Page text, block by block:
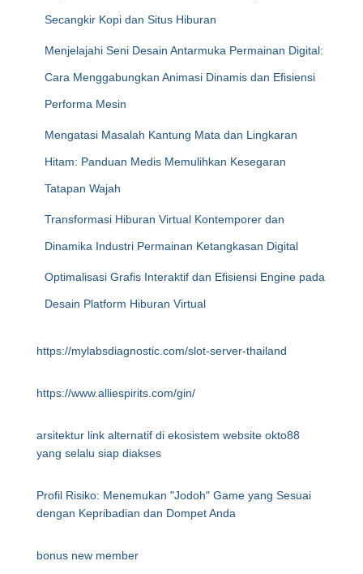
Secangkir Kopi dan Situs Hiburan
Menjelajahi Seni Desain Antarmuka Permainan Digital:
Cara Menggabungkan Animasi Dinamis dan Efisiensi
Performa Mesin
Mengatasi Masalah Kantung Mata dan Lingkaran
Hitam: Panduan Medis Memulihkan Kesegaran
Tatapan Wajah
Transformasi Hiburan Virtual Kontemporer dan
Dinamika Industri Permainan Ketangkasan Digital
Optimalisasi Grafis Interaktif dan Efisiensi Engine pada
Desain Platform Hiburan Virtual
https://mylabsdiagnostic.com/slot-server-thailand
https://www.alliespirits.com/gin/
arsitektur link alternatif di ekosistem website okto88
yang selalu siap diakses
Profil Risiko: Menemukan "Jodoh" Game yang Sesuai
dengan Kepribadian dan Dompet Anda
bonus new member